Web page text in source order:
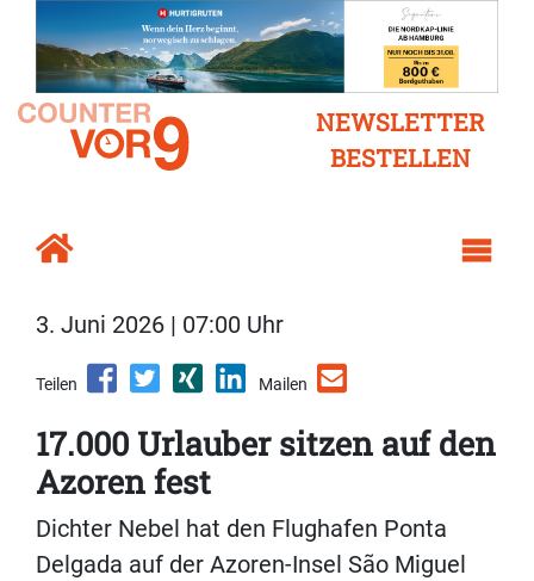
NEWSLETTER
BESTELLEN
3. Juni 2026 | 07:00 Uhr
Teilen Mailen
17.000 Urlauber sitzen auf den
Azoren fest
Dichter Nebel hat den Flughafen Ponta
Delgada auf der Azoren-Insel São Miguel